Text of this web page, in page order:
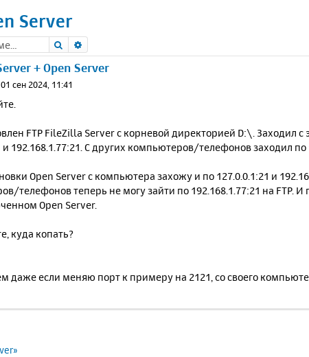
Server
Поиск
+ Open Server
01 сен 2024, 11:41
FTP FileZilla Server с корневой директорией D:\. Заходил
и 192.168.1.77:21. С других компьютеров/телефонов заходил по
Open Server с компьютера захожу и по 127.0.0.1:21 и
телефонов теперь не могу зайти по 192.168.1.77:21 на FTP.
Open Server.
куда копать?
даже если меняю порт к примеру на 2121, со своего